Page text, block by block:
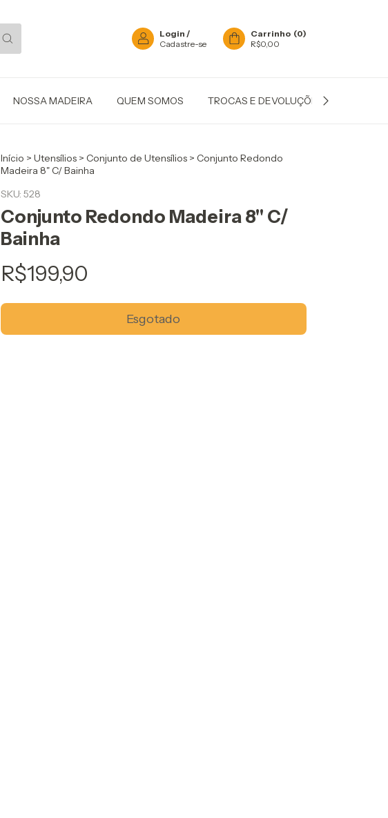
Login /
Cadastre-se
Carrinho (0)
R$0,00
NOSSA MADEIRA QUEM SOMOS TROCAS E DEVOLUÇÕES
Início > Utensílios > Conjunto de Utensílios > Conjunto Redondo
Madeira 8" C/ Bainha
SKU: 528
Conjunto Redondo Madeira 8" C/
Bainha
R$199,90